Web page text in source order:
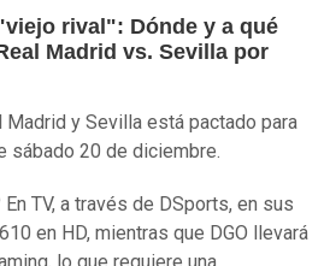
rival": Dónde y a qué
Madrid vs. Sevilla por
Madrid y Sevilla está pactado para
sábado 20 de diciembre.
TV, a través de DSports, en sus
en HD, mientras que DGO llevará
lo que requiere una